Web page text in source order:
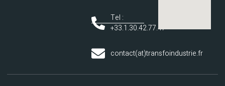
Tel :
+33.1.30.42.77.47
contact(at)transfoindustrie.fr